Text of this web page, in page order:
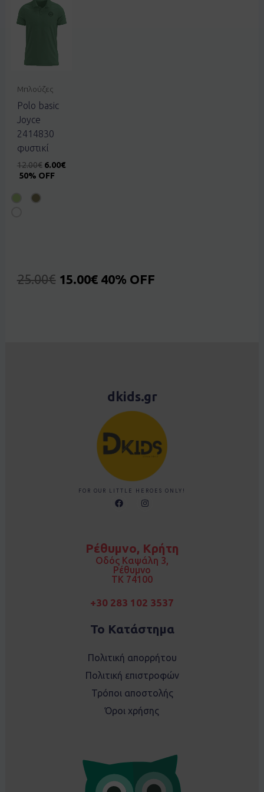
Μπλούζες
Polo basic
Joyce
2414830
φυστικί
12.00€ 6.00€
50% OFF
25.00€ 15.00€ 40% OFF
dkids.gr
FOR OUR LITTLE HEROES ONLY!
F
a
o
I
n
r
a
m
Ρέθυμνο, Κρήτη
Οδός Καψάλη 3,
Ρέθυμνο
TK 74100
+30 283 102 3537
Το Κατάστημα
Πολιτική απορρήτου
Πολιτική επιστροφών
Τρόποι αποστολής
Όροι χρήσης